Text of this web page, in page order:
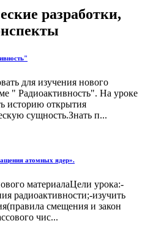
разработки,
для изучения нового
" Радиоактивность". На уроке
историю открытия
сущность.Знать п...
атомных ядер».
материалаЦели урока:-
радиоактивности;-изучить
смещения и закон
чис...